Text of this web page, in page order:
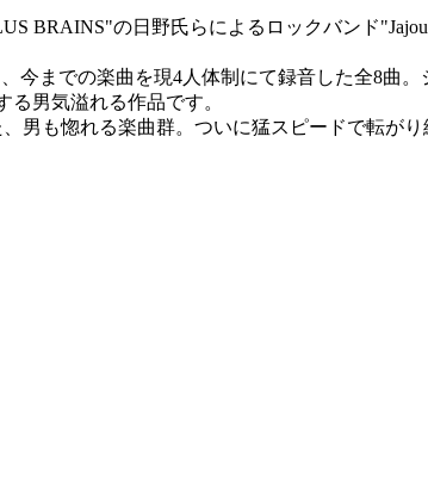
BRAINS"の日野氏らによるロックバンド
今までの楽曲を現4人体制にて録音した全8曲
男気溢れる作品です。
も惚れる楽曲群。ついに猛スピードで転が